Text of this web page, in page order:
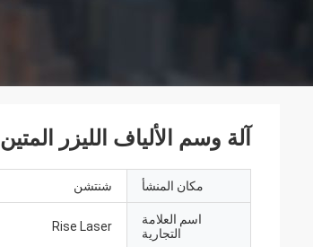
آلة وسم الألياف الليزر المتين 50W 1064mm الطول الموجي الكل في تصميم واحد
مكان المنشأ شنتشن
اسم العلامة
التجارية
Rise Laser